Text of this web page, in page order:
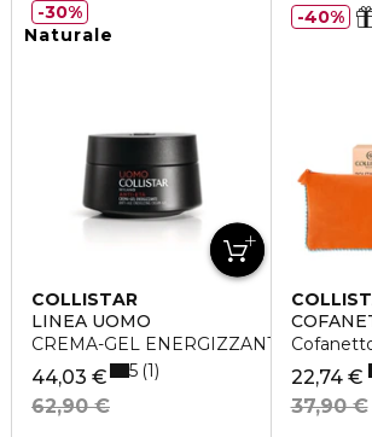
Naturale
COLLISTAR
LINEA UOMO
CREMA-GEL ENERGIZZANTE ANTI-
44,03 €
62,90 €
5 1
30%
22,74 €
37,90 €
40%